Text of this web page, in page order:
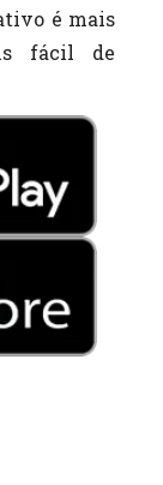
é mais
fácil de